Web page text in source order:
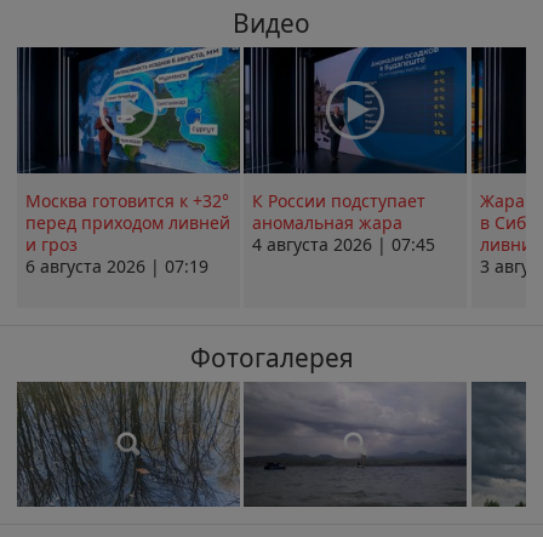
Видео
Москва готовится к +32°
перед приходом ливней
и гроз
6 августа 2026 | 07:19
К России подступает
аномальная жара
4 августа 2026 | 07:45
Жара в
в
ливни
3
Фотогалерея